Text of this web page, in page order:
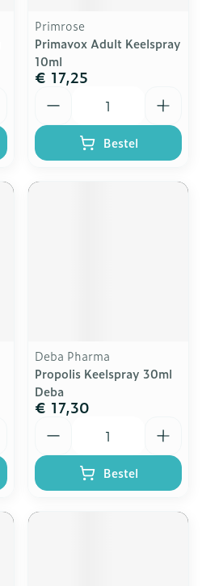
Primrose
Primavox Adult Keelspray
10ml
€ 17,25
Bestel
Deba Pharma
Propolis Keelspray 30ml
Deba
€ 17,30
Bestel